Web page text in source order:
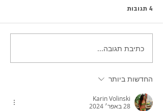
4 תגובות
כתיבת תגובה...
החדשות ביותר
Karin Volinski
28 באפר׳ 2024